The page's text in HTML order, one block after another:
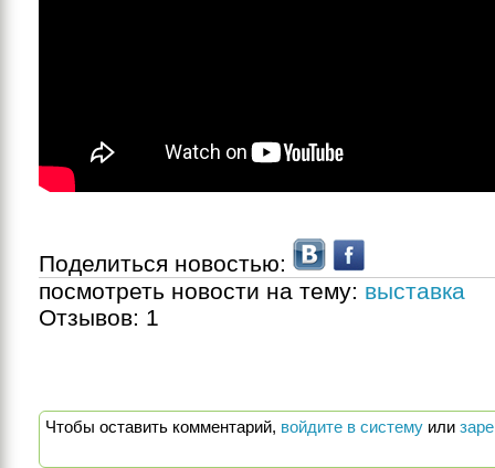
Поделиться новостью:
посмотреть новости на тему: выставка
Отзывов: 1
Чтобы оставить комментарий, войдите в систему или